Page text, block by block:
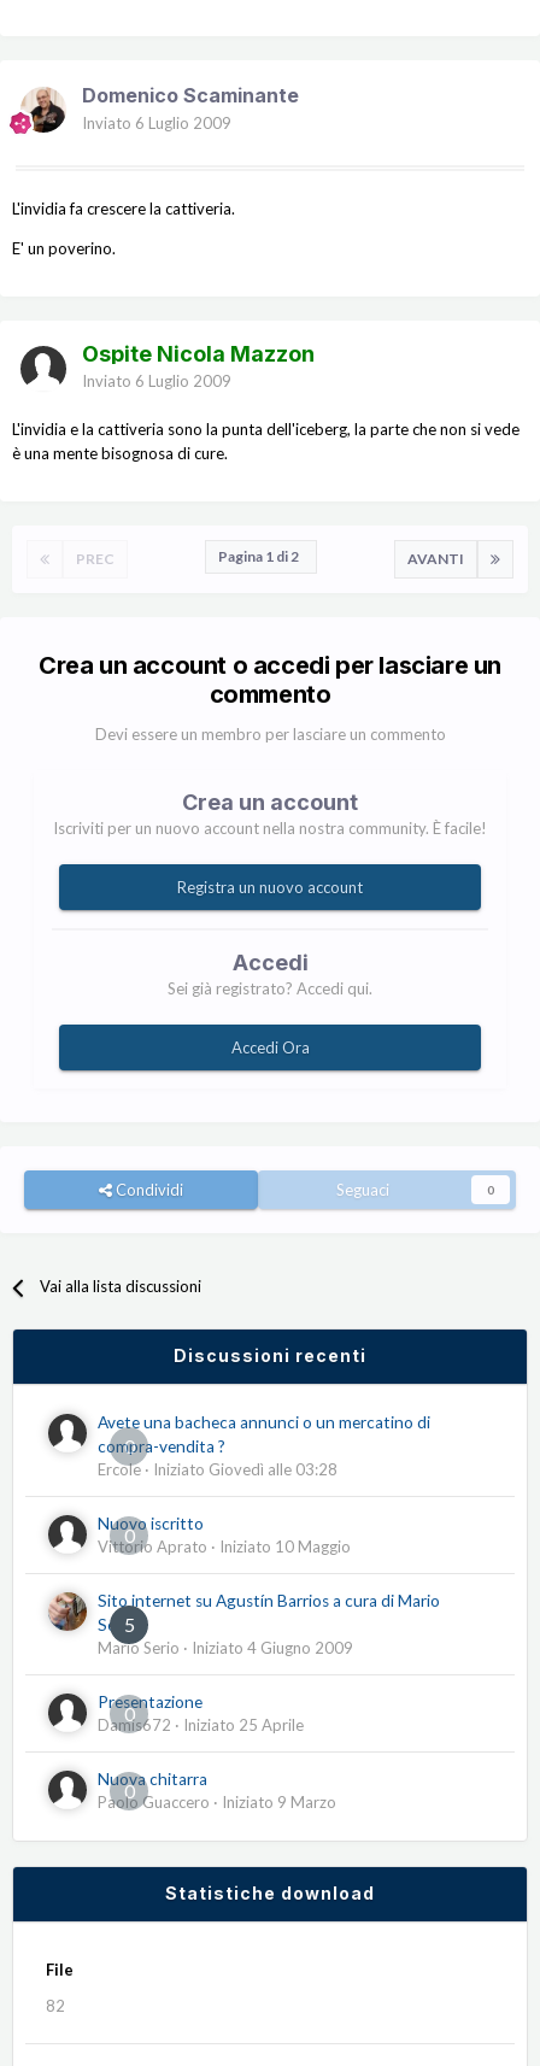
Domenico Scaminante
Inviato 6 Luglio 2009
L'invidia fa crescere la cattiveria.
E' un poverino.
Ospite Nicola Mazzon
Inviato 6 Luglio 2009
L'invidia e la cattiveria sono la punta dell'iceberg, la parte che non si vede
è una mente bisognosa di cure.
PREC AVANTI
Pagina 1 di 2
Crea un account o accedi per lasciare un
commento
Devi essere un membro per lasciare un commento
Crea un account
Iscriviti per un nuovo account nella nostra community. È facile!
Registra un nuovo account
Accedi
Sei già registrato? Accedi qui.
Accedi Ora
Condividi Seguaci 0
Vai alla lista discussioni
Discussioni recenti
0
Avete una bacheca annunci o un mercatino di
compra-vendita ?
Ercole · Iniziato Giovedì alle 03:28
0
Nuovo iscritto
Vittorio Aprato · Iniziato 10 Maggio
5
Sito internet su Agustín Barrios a cura di Mario
Serio
Mario Serio · Iniziato 4 Giugno 2009
0
Presentazione
Damis672 · Iniziato 25 Aprile
0
Nuova chitarra
Paolo Guaccero · Iniziato 9 Marzo
Statistiche download
File
82